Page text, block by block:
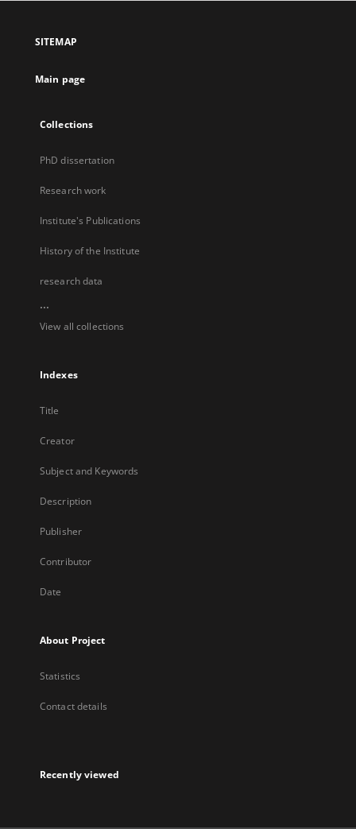
SITEMAP
Main page
Collections
PhD dissertation
Research work
Institute's Publications
History of the Institute
research data
...
View all collections
Indexes
Title
Creator
Subject and Keywords
Description
Publisher
Contributor
Date
About Project
Statistics
Contact details
Recently viewed